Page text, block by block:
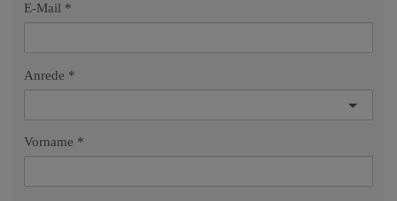
E-Mail
Anrede
Vorname